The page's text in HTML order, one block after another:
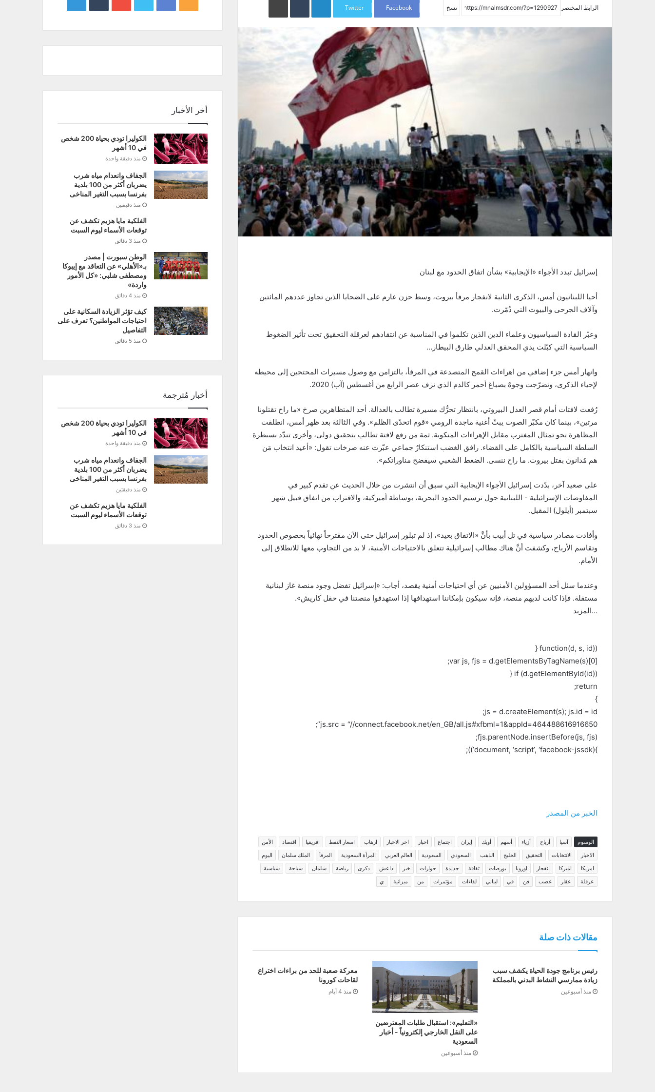
الرابط المختصر Facebook
Twitter
إسرائيل تبدد الأجواء «الإيجابية» بشأن اتفاق الحدود مع لبنان
أحيا اللبنانيون أمس، الذكرى الثانية لانفجار مرفأ بيروت، وسط حزن عارم على الضحايا الذين تجاوز عددهم المائتين
وآلاف الجرحى والبيوت التي دُمّرت.
وعبّر القادة السياسيون وعلماء الدين الذين تكلموا في المناسبة عن انتقادهم لعرقلة التحقيق تحت تأثير الضغوط
السياسية التي كبّلت يدي المحقق العدلي طارق البيطار…
وانهار أمس جزء إضافي من اهراءات القمح المتصدعة في المرفأ، بالتزامن مع وصول مسيرات المحتجين إلى محيطه
لإحياء الذكرى، وتضرّجت وجوهٌ بصباغ أحمر كالدم الذي نزف عصر الرابع من أغسطس (آب) 2020.
رُفعت لافتات أمام قصر العدل البيروتي، بانتظار تحرُّك مسيرة تطالب بالعدالة. أحد المتظاهرين صرخ «ما راح تقتلونا
مرتين»، بينما كان مكبّر الصوت يبثّ أغنية ماجدة الرومي «قوم اتحدّى الظلم». وفي الثالثة بعد ظهر أمس، انطلقت
المظاهرة نحو تمثال المغترب مقابل الإهراءات المنكوبة. ثمة من رفع لافتة تطالب بتحقيق دولي، وأخرى تندّد بسيطرة
السلطة السياسية بالكامل على القضاء. رافق الغضب استنكارٌ جماعي عبّرت عنه صرخات تقول: «أعيد انتخاب مَن
هم مُدانون بقتل بيروت. ما راح ننسى. الضغط الشعبي سيفضح مناوراتكم».
على صعيد آخر، بدّدت إسرائيل الأجواء الإيجابية التي سبق أن انتشرت من خلال الحديث عن تقدم كبير في
المفاوضات الإسرائيلية - اللبنانية حول ترسيم الحدود البحرية، بوساطة أميركية، والاقتراب من اتفاق قبيل شهر
سبتمبر (أيلول) المقبل.
وأفادت مصادر سياسية في تل أبيب بأنَّ «الاتفاق بعيد»، إذ لم تبلور إسرائيل حتى الآن مقترحاً نهائياً بخصوص الحدود
وتقاسم الأرباح، وكشفت أنَّ هناك مطالب إسرائيلية تتعلق بالاحتياجات الأمنية، لا بد من التجاوب معها للانطلاق إلى
الأمام.
وعندما سئل أحد المسؤولين الأمنيين عن أي احتياجات أمنية يقصد، أجاب: «إسرائيل تفضل وجود منصة غاز لبنانية
مستقلة. فإذا كانت لديهم منصة، فإنه سيكون بإمكاننا استهدافها إذا استهدفوا منصتنا في حقل كاريش».
…المزيد
(function(d, s, id) {
var js, fjs = d.getElementsByTagName(s)[0];
if (d.getElementById(id)) {
return;
}
js = d.createElement(s); js.id = id;
js.src = “//connect.facebook.net/en_GB/all.js#xfbml=1&appId=464488616916650”;
fjs.parentNode.insertBefore(js, fjs);
}(document, ‘script’, ‘facebook-jssdk’));
الخبر من المصدر
الوسوم آسيا أرباح أزياء أسهم أوبك إيران اجتماع اخبار اخر الاخبار ارهاب اسعار النفط افريقيا اقتصاد
الأمن
الاخبار
الانتخابات التحقيق الخليج الذهب السعودي السعودية العالم العربي المرأة السعودية المرفأ الملك سلمان
اليوم
امريكا
اميركا انفجار اوروبا بورصات ثقافة جديدة حوارات خبر داعش ذكرى رياضة سلمان سياحة
سياسية
عرقلة
عقار غضب فن في لبناني لقاءات مؤتمرات من ميزانية ي
مقالات ذات صلة
رئيس برنامج جودة الحياة يكشف سبب
زيادة ممارسي النشاط البدني بالمملكة
منذ أسبوعين
«التعليم»: استقبال طلبات المعترضين
على النقل الخارجي إلكترونياً - أخبار
السعودية
منذ أسبوعين
معركة صعبة للحد من براءات اختراع
لقاحات كورونا
منذ 4 أيام
أخر الأخبار
الكوليرا تودي بحياة 200 شخص
في 10 أشهر
منذ دقيقة واحدة
الجفاف وانعدام مياه شرب
يضربان أكثر من 100 بلدية
بفرنسا بسبب التغير المناخى
منذ دقيقتين
الفلكية مايا هزيم تكشف عن
توقعات الأسماء ليوم السبت
منذ 3 دقائق
الوطن سبورت | مصدر
بـ«الأهلي» عن التعاقد مع إيبوكا
ومصطفى شلبي: «كل الأمور
واردة»
منذ 4 دقائق
كيف تؤثر الزيادة السكانية على
احتياجات المواطنين؟ تعرف على
التفاصيل
منذ 5 دقائق
أخبار مُترجمة
الكوليرا تودي بحياة 200 شخص
في 10 أشهر
منذ دقيقة واحدة
الجفاف وانعدام مياه شرب
يضربان أكثر من 100 بلدية
بفرنسا بسبب التغير المناخى
منذ دقيقتين
الفلكية مايا هزيم تكشف عن
توقعات الأسماء ليوم السبت
منذ 3 دقائق